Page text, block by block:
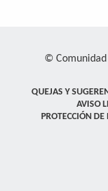
©
QUEJAS Y
AVISO
PROTECCIÓN DE